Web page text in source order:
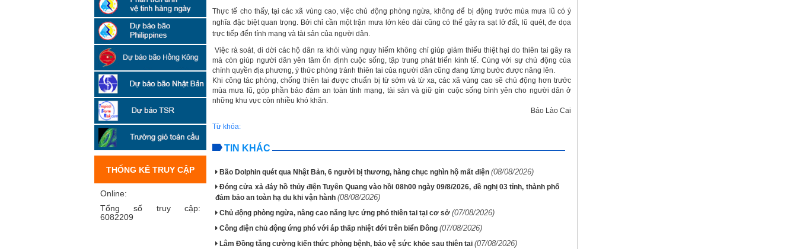
THỐNG KÊ TRUY CẬP
Online:
Tổng số truy cập:
6082209
Thực tế cho thấy, tại các xã vùng cao, việc chủ động phòng ngừa, không để bị động trước mùa mưa lũ có ý
nghĩa đặc biệt quan trọng. Bởi chỉ cần một trận mưa lớn kéo dài cũng có thể gây ra sạt lở đất, lũ quét, đe dọa
trực tiếp đến tính mạng và tài sản của người dân.
Việc rà soát, di dời các hộ dân ra khỏi vùng nguy hiểm không chỉ giúp giảm thiểu thiệt hại do thiên tai gây ra
mà còn giúp người dân yên tâm ổn định cuộc sống, tập trung phát triển kinh tế. Cùng với sự chủ động của
chính quyền địa phương, ý thức phòng tránh thiên tai của người dân cũng đang từng bước được nâng lên.
Khi công tác phòng, chống thiên tai được chuẩn bị từ sớm và từ xa, các xã vùng cao sẽ chủ động hơn trước
mùa mưa lũ, góp phần bảo đảm an toàn tính mạng, tài sản và giữ gìn cuộc sống bình yên cho người dân ở
những khu vực còn nhiều khó khăn.
Báo Lào Cai
Từ khóa:
TIN KHÁC
Bão Dolphin quét qua Nhật Bản, 6 người bị thương, hàng chục nghìn hộ mất điện(08/08/2026)
Đóng cửa xả đáy hồ thủy điện Tuyên Quang vào hồi 08h00 ngày 09/8/2026, đề nghị 03 tỉnh, thành phố
đảm bảo an toàn hạ du khi vận hành(08/08/2026)
Chủ động phòng ngừa, nâng cao năng lực ứng phó thiên tai tại cơ sở(07/08/2026)
Công điện chủ động ứng phó với áp thấp nhiệt đới trên biển Đông(07/08/2026)
Lâm Đồng tăng cường kiến thức phòng bệnh, bảo vệ sức khỏe sau thiên tai(07/08/2026)